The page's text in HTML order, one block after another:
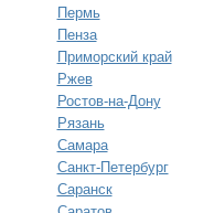
Пермь
Пенза
Приморский край
Ржев
Ростов-на-Дону
Рязань
Самара
Санкт-Петербург
Саранск